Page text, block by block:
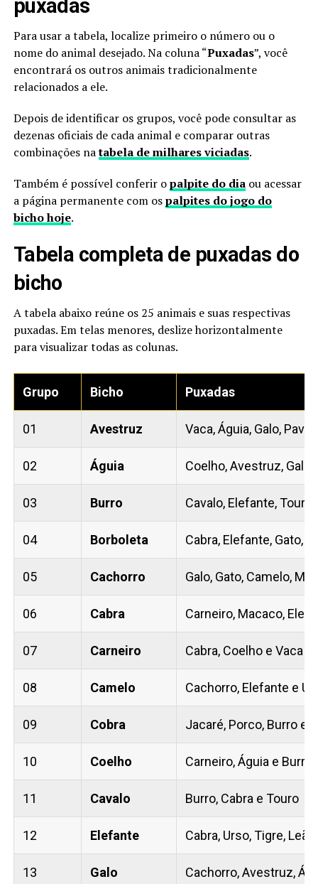
puxadas
Para usar a tabela, localize primeiro o número ou o
nome do animal desejado. Na coluna “Puxadas”, você
encontrará os outros animais tradicionalmente
relacionados a ele.
Depois de identificar os grupos, você pode consultar as
dezenas oficiais de cada animal e comparar outras
combinações natabela de milhares viciadas.
Também é possível conferir opalpite do diaou acessar
a página permanente com ospalpites do jogo do
bicho hoje.
Tabela completa de puxadas do
bicho
A tabela abaixo reúne os 25 animais e suas respectivas
puxadas. Em telas menores, deslize horizontalmente
para visualizar todas as colunas.
Grupo Bicho Puxadas
01 Avestruz Vaca, Águia, Galo,
02 Águia Coelho, Avestruz, Galo,
03 Burro Cavalo, Elefante,
04 Borboleta Cabra, Elefante, Gato,
05 Cachorro Galo, Gato, Camelo,
06 Cabra Carneiro, Macaco,
07 Carneiro Cabra, Coelho e Vaca
08 Camelo Cachorro, Elefante e
09 Cobra Jacaré, Porco, Burro e
10 Coelho Carneiro, Águia e Burro
11 Cavalo Burro, Cabra e Touro
12 Elefante Cabra, Urso, Tigre,
13 Galo Cachorro, Avestruz,